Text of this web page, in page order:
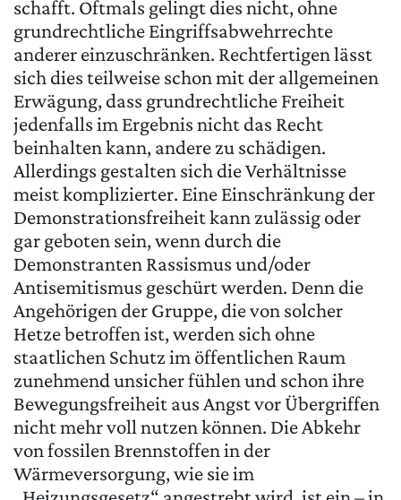
schafft. Oftmals gelingt dies nicht, ohne
grundrechtliche Eingriffsabwehrrechte
anderer einzuschränken. Rechtfertigen lässt
sich dies teilweise schon mit der allgemeinen
Erwägung, dass grundrechtliche Freiheit
jedenfalls im Ergebnis nicht das Recht
beinhalten kann, andere zu schädigen.
Allerdings gestalten sich die Verhältnisse
meist komplizierter. Eine Einschränkung der
Demonstrationsfreiheit kann zulässig oder
gar geboten sein, wenn durch die
Demonstranten Rassismus und/oder
Antisemitismus geschürt werden. Denn die
Angehörigen der Gruppe, die von solcher
Hetze betroffen ist, werden sich ohne
staatlichen Schutz im öffentlichen Raum
zunehmend unsicher fühlen und schon ihre
Bewegungsfreiheit aus Angst vor Übergriffen
nicht mehr voll nutzen können. Die Abkehr
von fossilen Brennstoffen in der
Wärmeversorgung, wie sie im